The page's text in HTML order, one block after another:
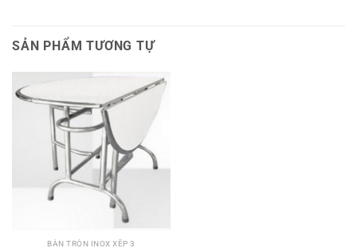
SẢN PHẨM TƯƠNG TỰ
BÀN TRÒN INOX XẾP 3